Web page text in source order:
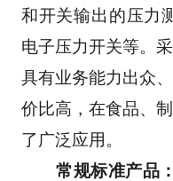
和开关输出的压力
电子压力开关等。
具有业务能力出众
价比高，在食品、
了广泛应用。
常规标准产品